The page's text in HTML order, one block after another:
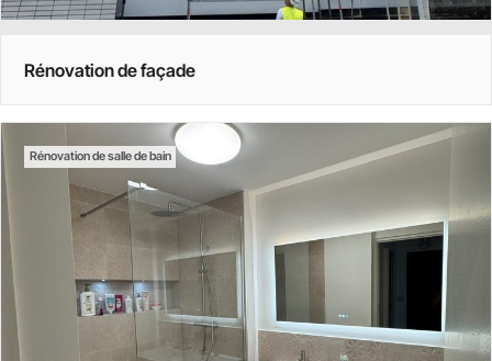
Rénovation de façade
Rénovation de salle de bain